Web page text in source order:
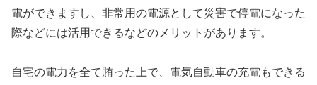
電ができますし、非常用の電源として災害で停電になった
際などには活用できるなどのメリットがあります。
自宅の電力を全て賄った上で、電気自動車の充電もできる